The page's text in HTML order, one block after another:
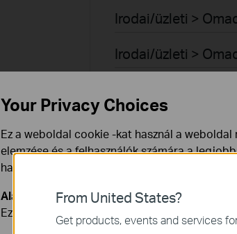
Irodai/üzleti >
Irodai/üzleti >
Irodai/üzleti >
Irodai/üzleti >
Irodai/üzleti >
From United States?
Get products, events and services
Your Privacy Choices
Ez a weboldal cookie -kat használ a
elemzése és a felhasználók számára a
használata ellen bármikor tiltakozhat.
Alap Cookie-k
Ezek a cookie -k a webhely működéséhez